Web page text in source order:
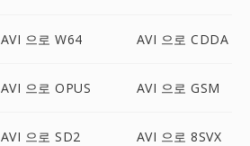
AVI 으로 W64 AVI 으로 CDDA
AVI 으로 OPUS AVI 으로 GSM
AVI 으로 SD2 AVI 으로 8SVX